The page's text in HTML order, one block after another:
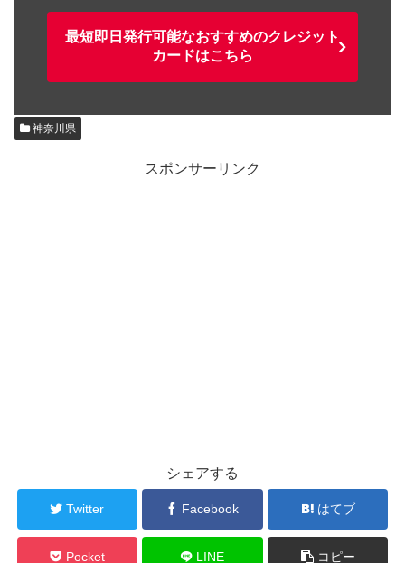
最短即日発行可能なおすすめのクレジット
カードはこちら
神奈川県
スポンサーリンク
シェアする
Twitter Facebook はてブ
Pocket LINE コピー